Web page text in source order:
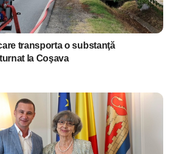
transporta o substanţă
la Coşava